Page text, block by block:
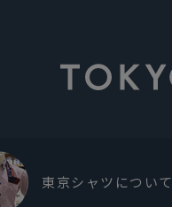
東京シャツについて